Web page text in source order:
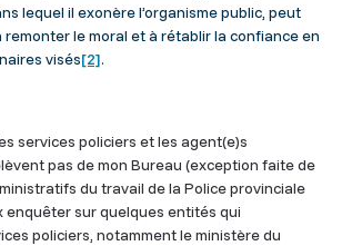
lequel il exonère l’organisme public, peut
le moral et à rétablir la confiance en
visés[2].
services policiers et les agent(e)s
pas de mon Bureau (exception faite de
du travail de la Police provinciale
enquêter sur quelques entités qui
policiers, notamment le ministère du